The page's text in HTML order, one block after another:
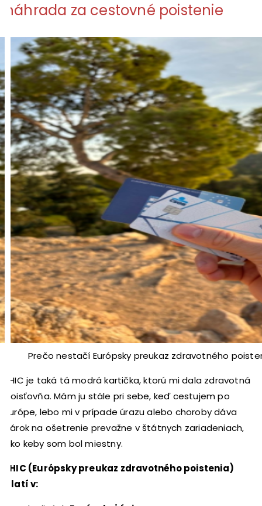
náhrada za cestovné poistenie
Prečo nestačí Európsky preukaz zdravotného
EHIC je taká tá modrá kartička, ktorú mi dala zdravotná
poisťovňa. Mám ju stále pri sebe, keď cestujem po
Európe, lebo mi v prípade úrazu alebo choroby dáva
nárok na ošetrenie prevažne v štátnych zariadeniach,
ako keby som bol miestny.
EHIC (Európsky preukaz zdravotného poistenia)
platí v: